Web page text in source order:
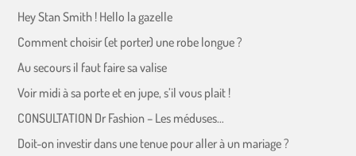
Hey Stan Smith ! Hello la gazelle
Comment choisir (et porter) une robe longue ?
Au secours il faut faire sa valise
Voir midi à sa porte et en jupe, s’il vous plait !
CONSULTATION Dr Fashion – Les méduses…
Doit-on investir dans une tenue pour aller à un mariage ?